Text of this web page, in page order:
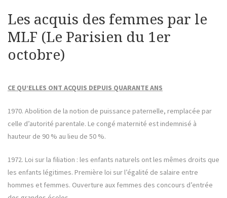
Les acquis des femmes par le
MLF (Le Parisien du 1er
octobre)
CE QU’ELLES ONT ACQUIS DEPUIS QUARANTE ANS
1970. Abolition de la notion de puissance paternelle, remplacée par
celle d’autorité parentale. Le congé maternité est indemnisé à
hauteur de 90 % au lieu de 50 %.
1972. Loi sur la filiation : les enfants naturels ont les mêmes droits que
les enfants légitimes. Première loi sur l’égalité de salaire entre
hommes et femmes. Ouverture aux femmes des concours d’entrée